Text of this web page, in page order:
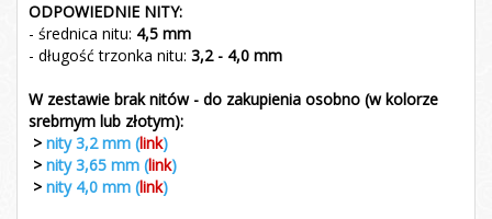
ODPOWIEDNIE NITY:
- średnica nitu: 4,5 mm
- długość trzonka nitu: 3,2 - 4,0 mm
W zestawie brak nitów - do zakupienia osobno (w kolorze
srebrnym lub złotym):
> nity 3,2 mm (link)
> nity 3,65 mm (link)
> nity 4,0 mm (link)